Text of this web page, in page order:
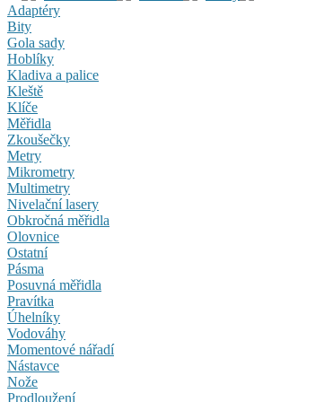
Adaptéry
Bity
Gola sady
Hoblíky
Kladiva a palice
Kleště
Klíče
Měřidla
Zkoušečky
Metry
Mikrometry
Multimetry
Nivelační lasery
Obkročná měřidla
Olovnice
Ostatní
Pásma
Posuvná měřidla
Pravítka
Úhelníky
Vodováhy
Momentové nářadí
Nástavce
Nože
Prodloužení